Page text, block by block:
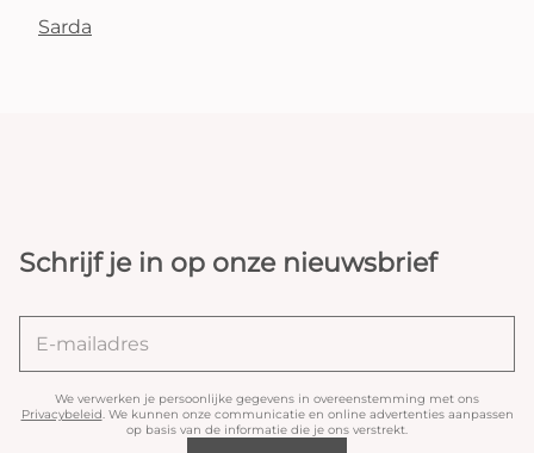
Sarda
Schrijf je in op onze nieuwsbrief
We verwerken je persoonlijke gegevens in overeenstemming met ons
Privacybeleid. We kunnen onze communicatie en online advertenties aanpassen
op basis van de informatie die je ons verstrekt.